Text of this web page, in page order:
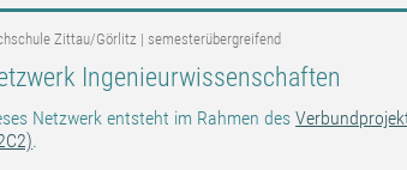
Zittau/Görlitz | semesterübergreifend
Ingenieurwissenschaften
Netzwerk entsteht im Rahmen des
.